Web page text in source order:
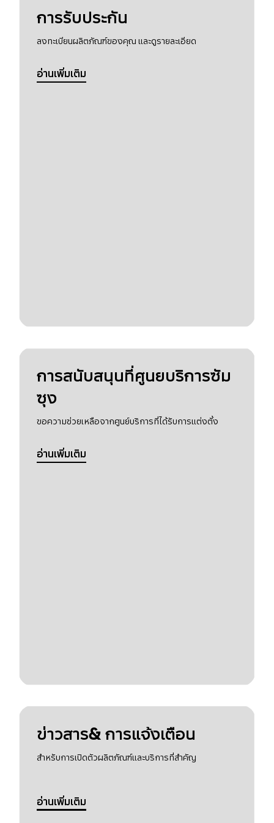
การรับประกัน
ลงทะเบียนผลิตภัณฑ์ของคุณ และดูรายละเอียด
อ่านเพิ่มเติม
การสนับสนุนที่ศูนยบริการซัม
ซุง
ขอความช่วยเหลือจากศูนย์บริการที่ได้รับการแต่งตั้ง
อ่านเพิ่มเติม
ข่าวสาร& การแจ้งเตือน
สำหรับการเปิดตัวผลิตภัณฑ์และบริการที่สำคัญ
อ่านเพิ่มเติม